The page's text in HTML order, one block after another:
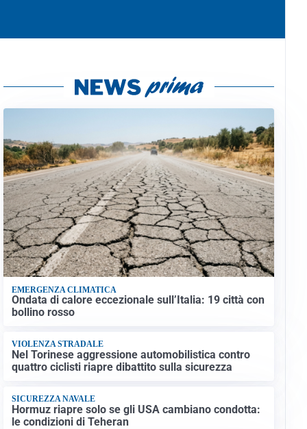
EMERGENZA CLIMATICA
Ondata di calore eccezionale sull’Italia: 19 città con
bollino rosso
VIOLENZA STRADALE
Nel Torinese aggressione automobilistica contro
quattro ciclisti riapre dibattito sulla sicurezza
SICUREZZA NAVALE
Hormuz riapre solo se gli USA cambiano condotta:
le condizioni di Teheran